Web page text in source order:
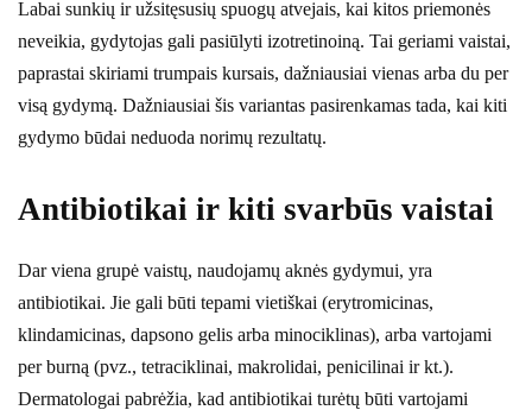
Labai sunkių ir užsitęsusių spuogų atvejais, kai kitos priemonės
neveikia, gydytojas gali pasiūlyti izotretinoiną. Tai geriami vaistai,
paprastai skiriami trumpais kursais, dažniausiai vienas arba du per
visą gydymą. Dažniausiai šis variantas pasirenkamas tada, kai kiti
gydymo būdai neduoda norimų rezultatų.
Antibiotikai ir kiti svarbūs vaistai
Dar viena grupė vaistų, naudojamų aknės gydymui, yra
antibiotikai. Jie gali būti tepami vietiškai (erytromicinas,
klindamicinas, dapsono gelis arba minociklinas), arba vartojami
per burną (pvz., tetraciklinai, makrolidai, penicilinai ir kt.).
Dermatologai pabrėžia, kad antibiotikai turėtų būti vartojami